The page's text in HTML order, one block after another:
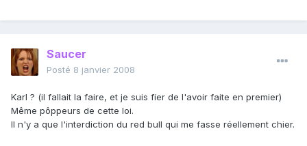
Saucer
Posté 8 janvier 2008
Karl ? (il fallait la faire, et je suis fier de l'avoir faite en premier)
Même pôppeurs de cette loi.
Il n'y a que l'interdiction du red bull qui me fasse réellement chier.